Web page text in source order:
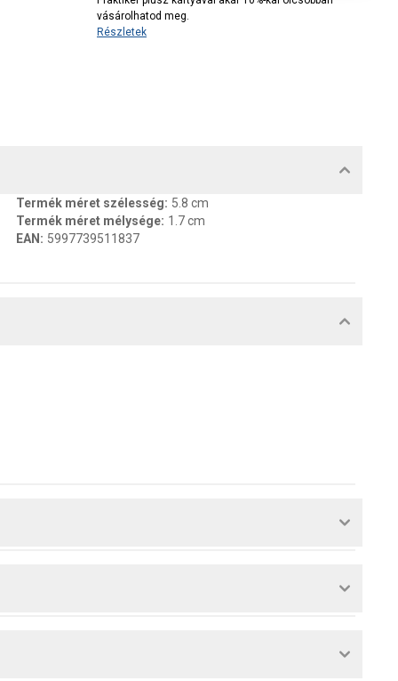
vásárolhatod meg.
Részletek
Termék méret szélesség: 5.8 cm
Termék méret mélysége: 1.7 cm
EAN : 5997739511837